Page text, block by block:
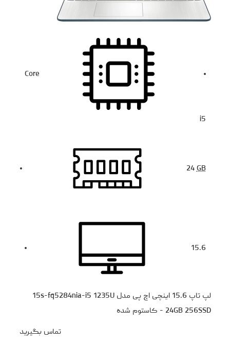
Core
i5
24GB
15.6
لپ تاپ 15.6 اینچی اچ‌ پی مدل 15s-fq5284nia-i5 1235U
24GB 256SSD - کاستوم شده
تماس بگیرید